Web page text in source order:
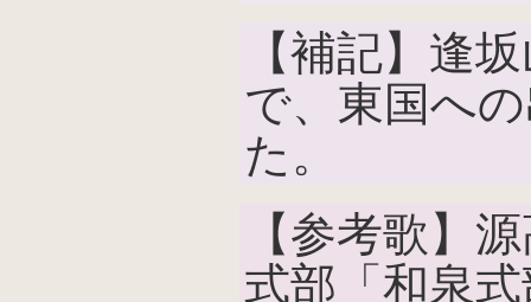
【補記】逢
で、東国へ
た。
【参考歌】
式部「和泉